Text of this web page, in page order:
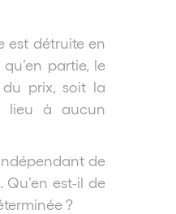
est détruite en
partie, le
du prix, soit la
lieu à aucun
de
est-il de
?